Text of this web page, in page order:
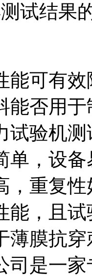
试结果
能可有
能否用
试验机
单，设
，重复
能，且
薄膜抗
司是一